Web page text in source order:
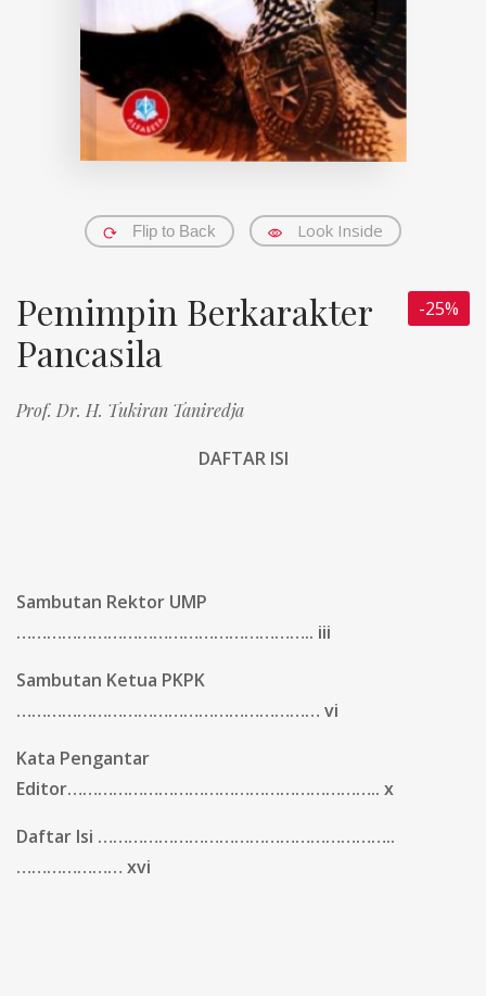
Flip to Back Look Inside
-25%
Pemimpin Berkarakter
Pancasila
Prof. Dr. H. Tukiran Taniredja
DAFTAR ISI
Sambutan Rektor UMP
………………………………………………….. iii
Sambutan Ketua PKPK
…………………………………………………… vi
Kata Pengantar
Editor…………………………………………………….. x
Daftar Isi …………………………………………………..
………………… xvi